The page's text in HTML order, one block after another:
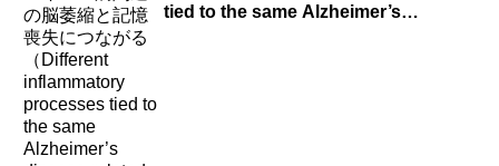
tied to the same Alzheimer’s